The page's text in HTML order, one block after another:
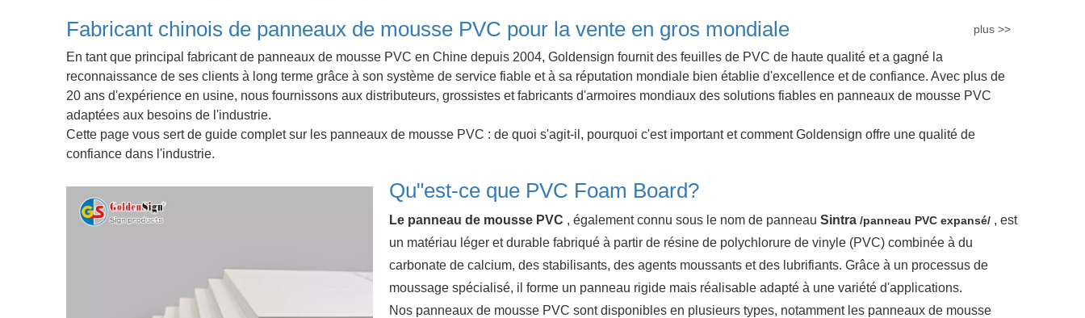
Fabricant chinois de panneaux de mousse PVC pour la vente en gros mondiale plus >>
En tant que principal fabricant de panneaux de mousse PVC en Chine depuis 2004, Goldensign fournit des feuilles de PVC de haute qualité et a gagné la
reconnaissance de ses clients à long terme grâce à son système de service fiable et à sa réputation mondiale bien établie d'excellence et de confiance. Avec plus de
20 ans d'expérience en usine, nous fournissons aux distributeurs, grossistes et fabricants d'armoires mondiaux des solutions fiables en panneaux de mousse PVC
adaptées aux besoins de l'industrie.
Cette page vous sert de guide complet sur les panneaux de mousse PVC : de quoi s'agit-il, pourquoi c'est important et comment Goldensign offre une qualité de
confiance dans l'industrie.
Qu"est-ce que PVC Foam Board?
Le panneau de mousse PVC , également connu sous le nom de panneau Sintra /panneau PVC expansé/ , est
un matériau léger et durable fabriqué à partir de résine de polychlorure de vinyle (PVC) combinée à du
carbonate de calcium, des stabilisants, des agents moussants et des lubrifiants. Grâce à un processus de
moussage spécialisé, il forme un panneau rigide mais réalisable adapté à une variété d'applications.
Nos panneaux de mousse PVC sont disponibles en plusieurs types, notamment les panneaux de mousse